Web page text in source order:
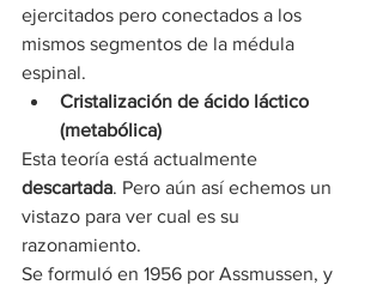
ejercitados pero conectados a los
mismos segmentos de la médula
espinal.
Cristalización de ácido láctico
(metabólica)
Esta teoría está actualmente
descartada. Pero aún así echemos un
vistazo para ver cual es su
razonamiento.
Se formuló en 1956 por Assmussen, y